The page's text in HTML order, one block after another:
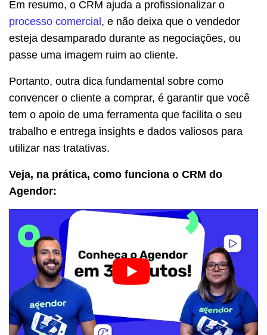
Em resumo, o CRM ajuda a profissionalizar o
processo comercial , e não deixa que o vendedor
esteja desamparado durante as negociações, ou
passe uma imagem ruim ao cliente.
Portanto, outra dica fundamental sobre como
convencer o cliente a comprar, é garantir que você
tem o apoio de uma ferramenta que facilita o seu
trabalho e entrega insights e dados valiosos para
utilizar nas tratativas.
Veja, na prática, como funciona o CRM do
Agendor: